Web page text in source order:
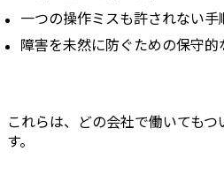
一つの操作ミスも許されない手
障害を未然に防ぐための保守的
これらは、どの会社で働いても
す。